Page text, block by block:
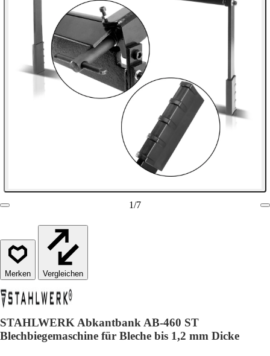
1/7
Vergleichen
STAHLWERK Abkantbank AB-460 ST
Blechbiegemaschine für Bleche bis 1,2 mm Dicke